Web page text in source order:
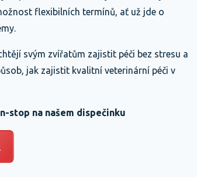
flexibilních termínů, ať už jde o
svým zvířatům zajistit péči bez stresu a
jak zajistit kvalitní veterinární péči v
stop na našem dispečinku